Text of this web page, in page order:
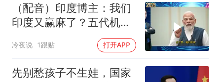
（配音）印度博主：我们
印度又赢麻了？五代机还
没搞利索，六代机标签先
贴上了，欧洲还排着队求
合作
冷夜说 1跟贴 打开APP
先别愁孩子不生娃，国家